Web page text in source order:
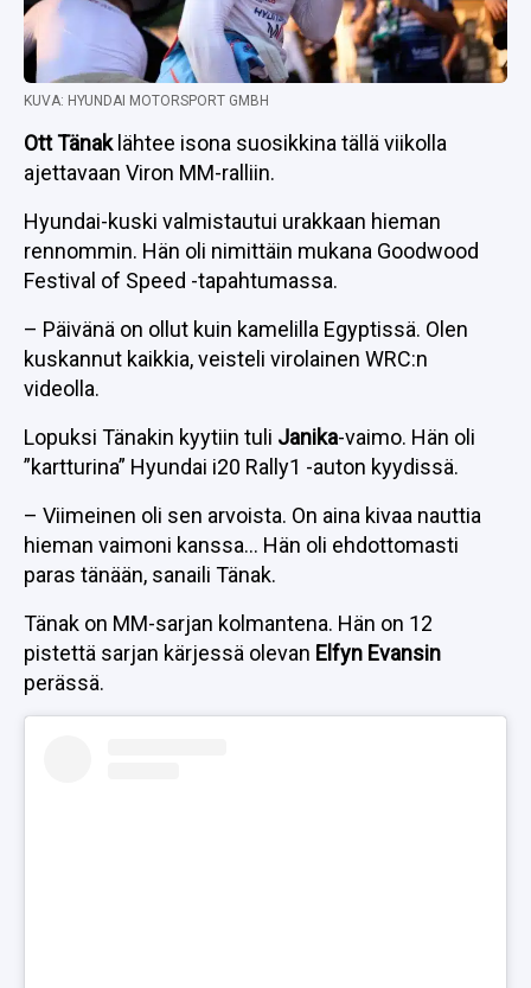
KUVA: HYUNDAI MOTORSPORT GMBH
Ott Tänak lähtee isona suosikkina tällä viikolla
ajettavaan Viron MM-ralliin.
Hyundai-kuski valmistautui urakkaan hieman
rennommin. Hän oli nimittäin mukana Goodwood
Festival of Speed -tapahtumassa.
– Päivänä on ollut kuin kamelilla Egyptissä. Olen
kuskannut kaikkia, veisteli virolainen WRC:n
videolla.
Lopuksi Tänakin kyytiin tuli Janika-vaimo. Hän oli
”kartturina” Hyundai i20 Rally1 -auton kyydissä.
– Viimeinen oli sen arvoista. On aina kivaa nauttia
hieman vaimoni kanssa… Hän oli ehdottomasti
paras tänään, sanaili Tänak.
Tänak on MM-sarjan kolmantena. Hän on 12
pistettä sarjan kärjessä olevan Elfyn Evansin
perässä.